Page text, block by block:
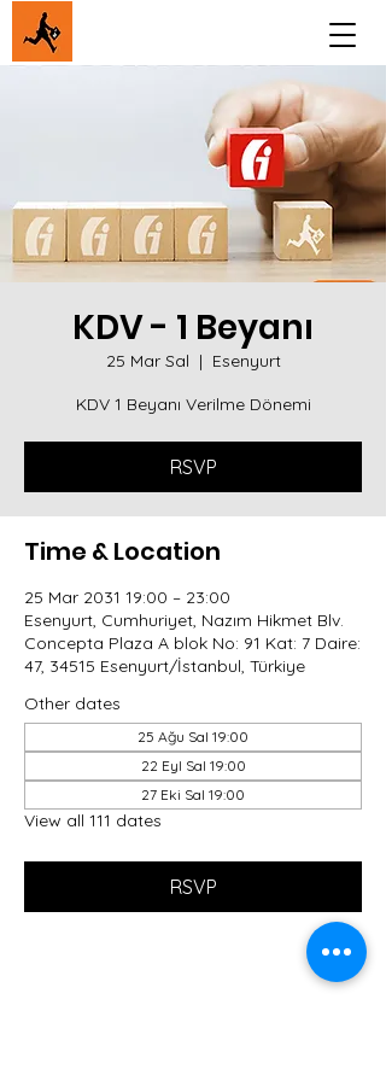
KDV - 1 Beyanı
25 Mar Sal
  |
Esenyurt
KDV 1 Beyanı Verilme Dönemi
RSVP
Time & Location
25 Mar 2031 19:00 – 23:00
Esenyurt, Cumhuriyet, Nazım Hikmet Blv.
Concepta Plaza A blok No: 91 Kat: 7 Daire:
47, 34515 Esenyurt/İstanbul, Türkiye
Other dates
25 Ağu Sal 19:00
22 Eyl Sal 19:00
27 Eki Sal 19:00
View all 111 dates
RSVP